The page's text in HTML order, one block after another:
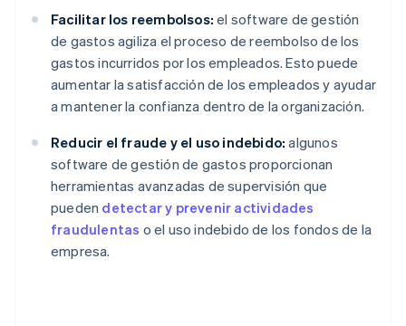
Facilitar los reembolsos: el software de gestión
de gastos agiliza el proceso de reembolso de los
gastos incurridos por los empleados. Esto puede
aumentar la satisfacción de los empleados y ayudar
a mantener la confianza dentro de la organización.
Reducir el fraude y el uso indebido: algunos
software de gestión de gastos proporcionan
herramientas avanzadas de supervisión que
pueden detectar y prevenir actividades
fraudulentas o el uso indebido de los fondos de la
empresa.